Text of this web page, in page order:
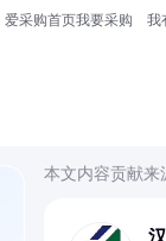
爱采购首页我要采购 我
本文内容贡献来